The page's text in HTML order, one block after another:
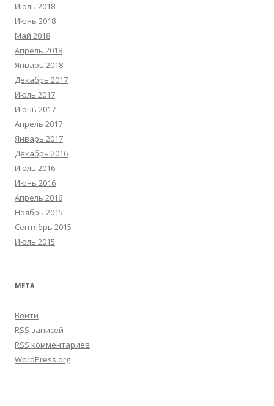
Июль 2018
Июнь 2018
Май 2018
Апрель 2018
Январь 2018
Декабрь 2017
Июль 2017
Июнь 2017
Апрель 2017
Январь 2017
Декабрь 2016
Июль 2016
Июнь 2016
Апрель 2016
Ноябрь 2015
Сентябрь 2015
Июль 2015
МЕТА
Войти
RSS записей
RSS комментариев
WordPress.org